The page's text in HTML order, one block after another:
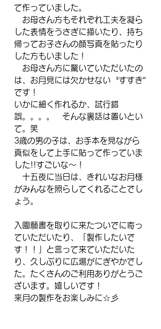
て作っていました。
お母さん方もそれぞれ工夫を凝ら
した表情をうさぎに描いたり、持ち
帰ってお子さんの顔写真を貼ったり
した方もいました！
お母さん方に驚いていただいたの
は、お月見には欠かせない〝すすき″
です！
いかに細く作れるか、試行錯
誤。。。。　そんな裏話は置いとい
て。笑
3歳の男の子は、お手本を見ながら
真似をして上手に貼って作っていま
した!!すごいな～！
十五夜に当日は、きれいなお月様
がみんなを照らしてくれることでし
ょう。
入園願書を取りに来たついでに寄っ
ていただいたり、「製作したいで
す！！」と言って来ていただいた
り、久しぶりに広場がにぎやかでし
た。たくさんのご利用ありがとうご
ざいます。嬉しいです！
来月の製作をお楽しみに☆彡